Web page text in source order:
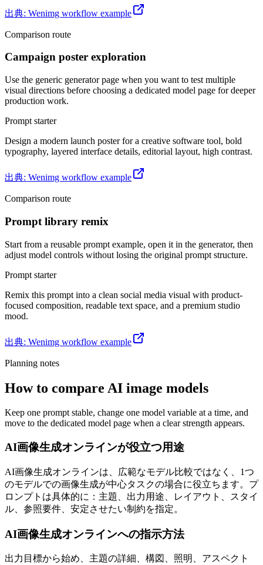
出典: Wenimg workflow example
Comparison route
Campaign poster exploration
Use the generic generator page when you want to test multiple
visual directions before choosing a dedicated model page for deeper
production work.
Prompt starter
Design a modern launch poster for a creative software tool, bold
typography, layered interface details, editorial layout, high contrast.
出典: Wenimg workflow example
Comparison route
Prompt library remix
Start from a reusable prompt example, open it in the generator, then
adjust model controls without losing the original prompt structure.
Prompt starter
Remix this prompt into a clean social media visual with product-
focused composition, readable text space, and a premium studio
mood.
出典: Wenimg workflow example
Planning notes
How to compare AI image models
Keep one prompt stable, change one model variable at a time, and
move to the dedicated model page when a clear strength appears.
AI画像生成オンラインが役立つ用途
AI画像生成オンラインは、広範なモデル比較ではなく、1つ
のモデルでの画像生成が中心タスクの場合に役立ちます。プ
ロンプトは具体的に：主題、出力用途、レイアウト、スタイ
ル、参照要件、安定させたい制約を指定。
AI画像生成オンラインへの指示方法
出力目標から始め、主題の詳細、構図、照明、アスペクト